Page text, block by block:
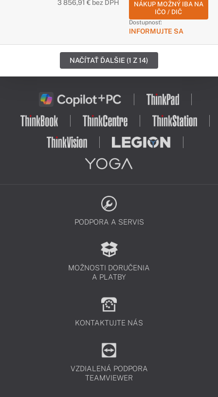
3 856,91 € bez DPH
NÁKUP MOŽNÝ IBA NA
IČO / DIČ
Dostupnosť:
INFORMUJTE SA
NAČÍTAŤ ĎALŠIE (1 Z 14)
PODPORA A SERVIS
MOŽNOSTI DORUČENIA
A PLATBY
KONTAKTUJTE NÁS
VZDIALENÁ PODPORA
TEAMVIEWER